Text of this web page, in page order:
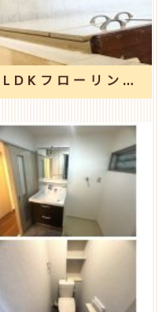
【八尾市】傷みの激しいLDKフローリングの床を上張り工事